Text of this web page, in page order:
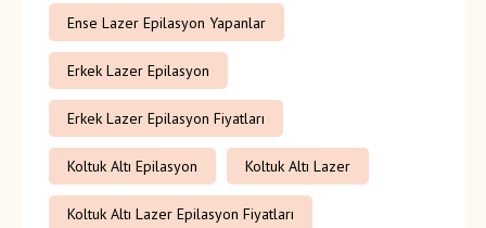
Ense Lazer Epilasyon Yapanlar
Erkek Lazer Epilasyon
Erkek Lazer Epilasyon Fiyatları
Koltuk Altı Epilasyon Koltuk Altı Lazer
Koltuk Altı Lazer Epilasyon Fiyatları